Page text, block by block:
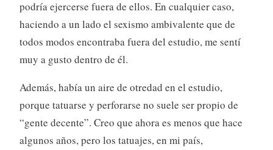
podría ejercerse fuera de ellos. En cualquier caso,
haciendo a un lado el sexismo ambivalente que de
todos modos encontraba fuera del estudio, me sentí
muy a gusto dentro de él.
Además, había un aire de otredad en el estudio,
porque tatuarse y perforarse no suele ser propio de
“gente decente”. Creo que ahora es menos que hace
algunos años, pero los tatuajes, en mi país,